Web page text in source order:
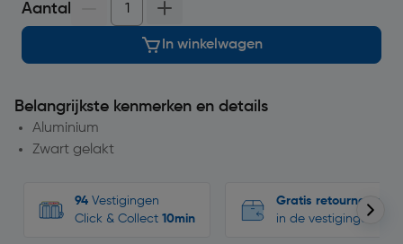
Aantal
In winkelwagen
Belangrijkste kenmerken en details
Aluminium
Zwart gelakt
94 Vestigingen
Click & Collect 10min
Gratis retourneren
in de vestigingen